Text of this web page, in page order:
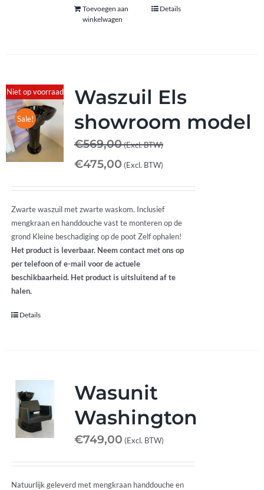
Toevoegen aan
winkelwagen
Details
Niet op voorraad
Sale!
Waszuil Els
showroom model
€569,00(Excl. BTW)
€475,00 (Excl. BTW)
Zwarte waszuil met zwarte waskom. Inclusief
mengkraan en handdouche vast te monteren op de
grond Kleine beschadiging op de poot Zelf ophalen!
Het product is leverbaar. Neem contact met ons op
per telefoon of e-mail voor de actuele
beschikbaarheid. Het product is uitsluitend af te
halen.
Details
Wasunit
Washington
€749,00 (Excl. BTW)
Natuurlijk geleverd met mengkraan handdouche en